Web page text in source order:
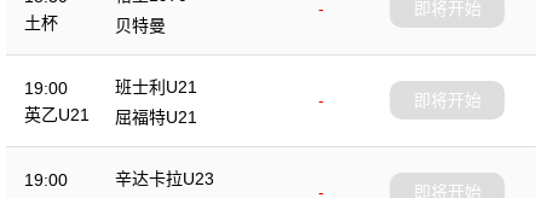
土杯
-
贝特曼
即将开始
19:00
英乙U21
班士利U21
-
屈福特U21
即将开始
19:00
辛达卡拉U23
-
即将开始